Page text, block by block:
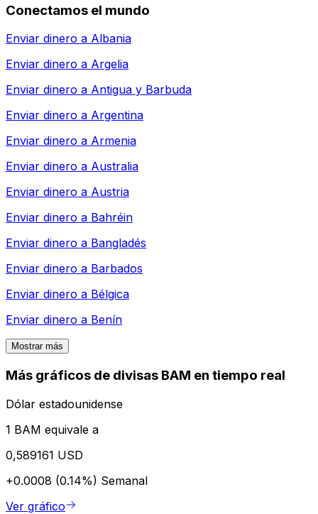
Conectamos el mundo
Enviar dinero a Albania
Enviar dinero a Argelia
Enviar dinero a Antigua y Barbuda
Enviar dinero a Argentina
Enviar dinero a Armenia
Enviar dinero a Australia
Enviar dinero a Austria
Enviar dinero a Bahréin
Enviar dinero a Bangladés
Enviar dinero a Barbados
Enviar dinero a Bélgica
Enviar dinero a Benín
Mostrar más
Más gráficos de divisas BAM en tiempo real
Dólar estadounidense
1 BAM equivale a
0,589161 USD
+0.0008 (0.14%) Semanal
Ver gráfico